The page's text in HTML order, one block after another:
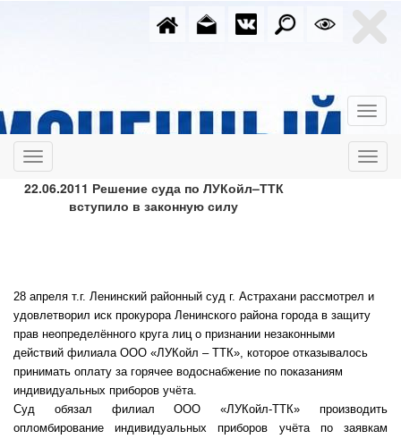
22.06.2011 Решение суда по ЛУКойл–ТТК
вступило в законную силу
28 апреля т.г. Ленинский районный суд г. Астрахани рассмотрел и
удовлетворил иск прокурора Ленинского района города в защиту
прав неопределённого круга лиц о признании незаконными
действий филиала ООО «ЛУКойл – ТТК», которое отказывалось
принимать оплату за горячее водоснабжение по показаниям
индивидуальных приборов учёта.
Суд обязал филиал ООО «ЛУКойл-ТТК» производить
опломбирование индивидуальных приборов учёта по заявкам